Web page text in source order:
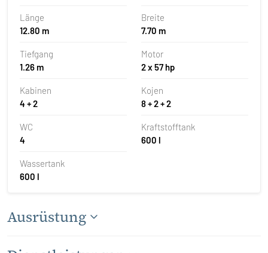
Länge
12.80 m
Breite
7.70 m
Tiefgang
1.26 m
Motor
2 x 57 hp
Kabinen
4 + 2
Kojen
8 + 2 + 2
WC
4
Kraftstofftank
600 l
Wassertank
600 l
Ausrüstung